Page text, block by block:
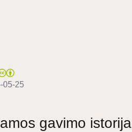
05-25
gavimo istorija